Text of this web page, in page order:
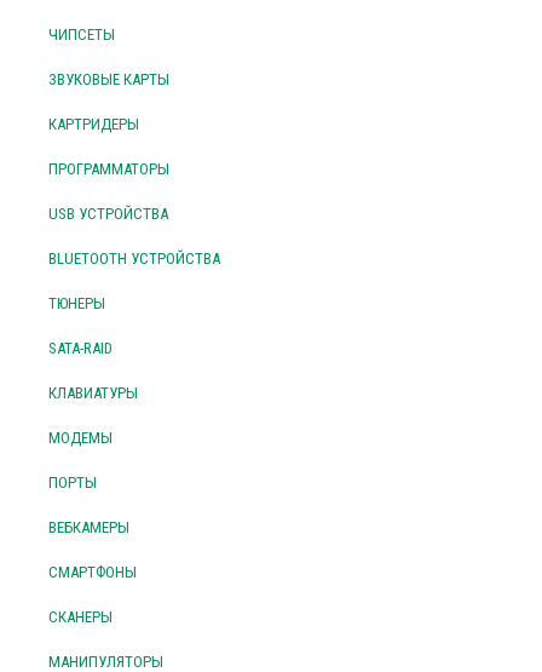
ЧИПСЕТЫ
ЗВУКОВЫЕ КАРТЫ
КАРТРИДЕРЫ
ПРОГРАММАТОРЫ
USB УСТРОЙСТВА
BLUETOOTH УСТРОЙСТВА
ТЮНЕРЫ
SATA-RAID
КЛАВИАТУРЫ
МОДЕМЫ
ПОРТЫ
ВЕБКАМЕРЫ
СМАРТФОНЫ
СКАНЕРЫ
МАНИПУЛЯТОРЫ